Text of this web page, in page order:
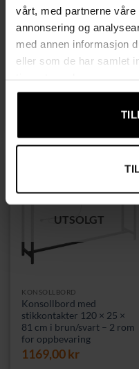
vårt, med partnerne våre
annonsering og
med annen informasjon
eller som de har samlet
KONSOLLBORD
skuffer, 100 × 30 × 80 cm
UTSOLGT
KONSOLLBORD
Konsollbord med
stikkontakter 120 × 25 ×
81 cm i brun/svart – 2 rom
for oppbevaring
1169,00kr